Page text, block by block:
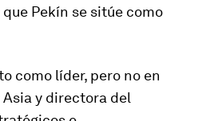
Pekín se sitúe como
como líder, pero no en
y directora del